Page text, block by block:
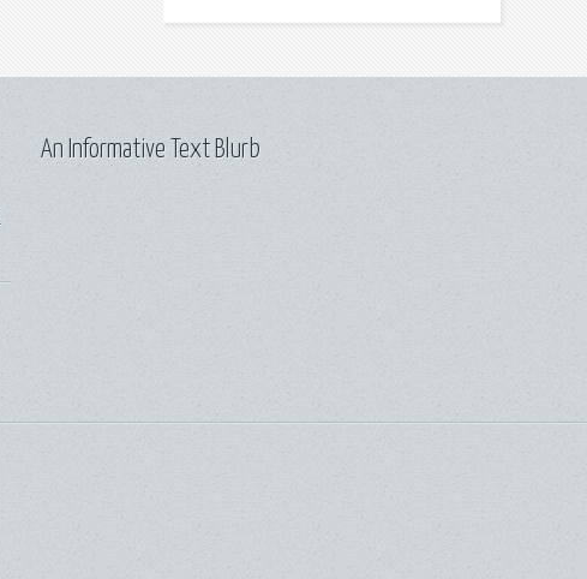
An Informative Text Blurb